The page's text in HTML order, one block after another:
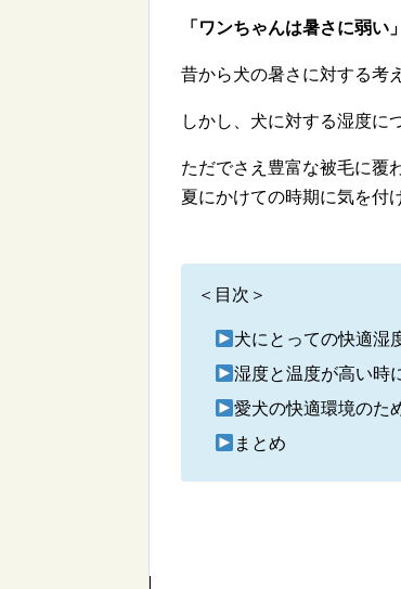
「ワンちゃんは暑さに弱い
昔から犬の暑さに対する考
しかし、犬に対する湿度に
ただでさえ豊富な被毛に覆
夏にかけての時期に気を付
＜目次＞
犬にとっての快適湿
湿度と温度が高い時
愛犬の快適環境のた
まとめ